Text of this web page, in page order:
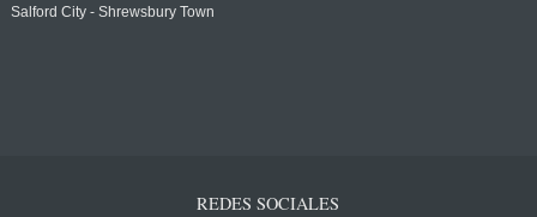
Salford City - Shrewsbury Town
REDES SOCIALES